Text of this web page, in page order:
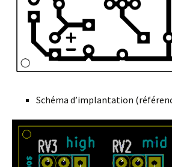
Schéma d’implantation